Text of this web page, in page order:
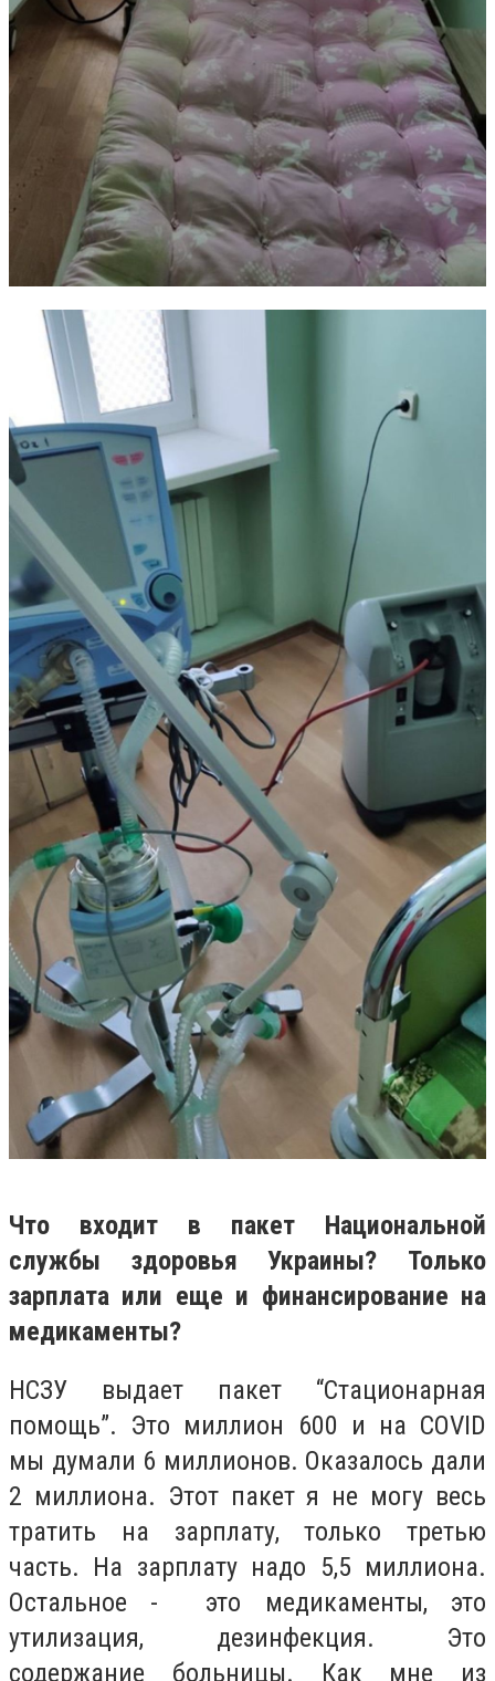
Что входит в пакет Национальной
службы здоровья Украины? Только
зарплата или еще и финансирование на
медикаменты?
НСЗУ выдает пакет “Стационарная
помощь”. Это миллион 600 и на COVID
мы думали 6 миллионов. Оказалось дали
2 миллиона. Этот пакет я не могу весь
тратить на зарплату, только третью
часть. На зарплату надо 5,5 миллиона.
Остальное - это медикаменты, это
утилизация, дезинфекция. Это
содержание больницы. Как мне из